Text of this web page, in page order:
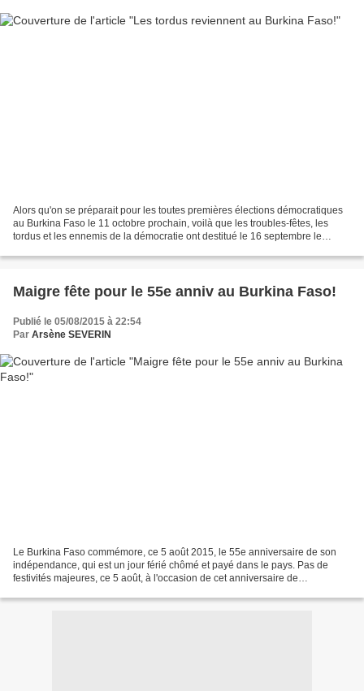
Alors qu'on se préparait pour les toutes premières élections démocratiques
au Burkina Faso le 11 octobre prochain, voilà que les troubles-fêtes, les
tordus et les ennemis de la démocratie ont destitué le 16 septembre le
Maigre fête pour le 55e anniv au Burkina Faso!
Publié le 05/08/2015 à 22:54
Par Arsène SEVERIN
Le Burkina Faso commémore, ce 5 août 2015, le 55e anniversaire de son
indépendance, qui est un jour férié chômé et payé dans le pays. Pas de
festivités majeures, ce 5 août, à l'occasion de cet anniversaire de